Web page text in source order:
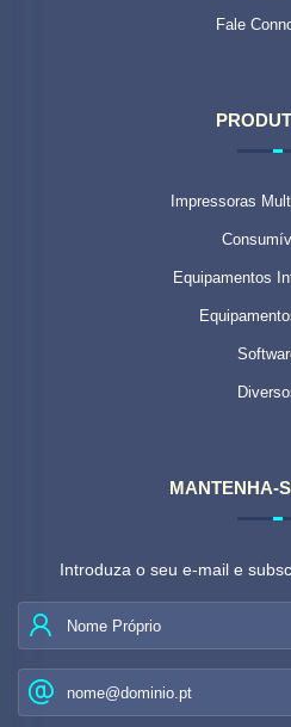
Fale
Impressoras
Equipamentos
MANTENHA-
Introduza o seu e-mail e